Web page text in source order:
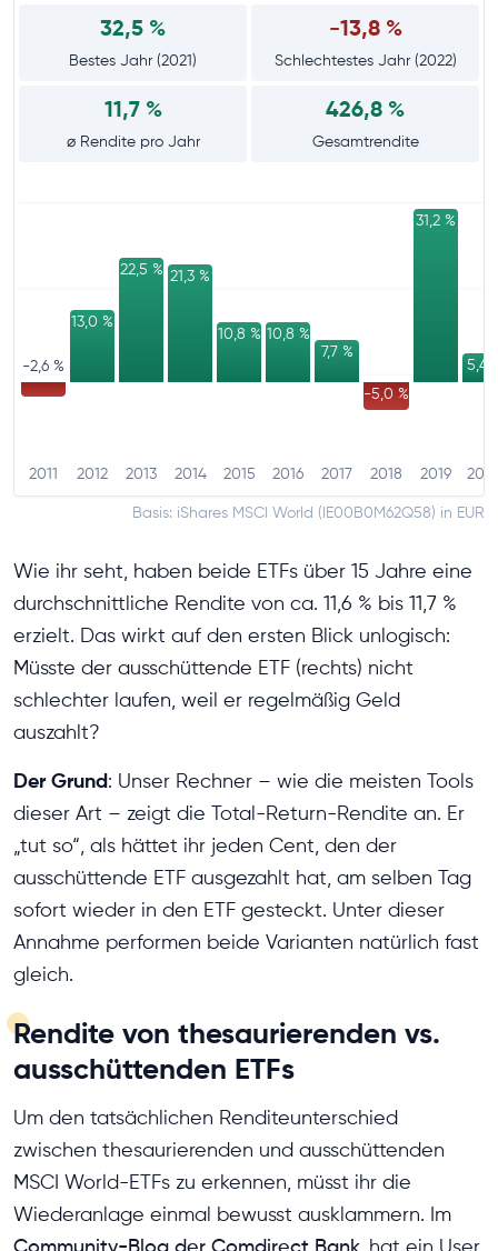
32,5 %
Bestes Jahr (2021)
-13,8 %
Schlechtestes Jahr (2022)
11,7 %
⌀ Rendite pro Jahr
426,8 %
Gesamtrendite
2011
-2,6 %
2012
13,0 %
2013
22,5 %
2014
21,3 %
2015
10,8 %
2016
10,8 %
2017
7,7 %
2018
-5,0 %
2019
31,2 %
5,4
Basis: iShares MSCI World (IE00B0M62Q58) in EUR
Wie ihr seht, haben beide ETFs über 15 Jahre eine
durchschnittliche Rendite von ca. 11,6 % bis 11,7 %
erzielt. Das wirkt auf den ersten Blick unlogisch:
Müsste der ausschüttende ETF (rechts) nicht
schlechter laufen, weil er regelmäßig Geld
auszahlt?
Der Grund: Unser Rechner – wie die meisten Tools
dieser Art – zeigt die Total-Return-Rendite an. Er
„tut so“, als hättet ihr jeden Cent, den der
ausschüttende ETF ausgezahlt hat, am selben Tag
sofort wieder in den ETF gesteckt. Unter dieser
Annahme performen beide Varianten natürlich fast
gleich.
Rendite von thesaurierenden vs.
ausschüttenden ETFs
Um den tatsächlichen Renditeunterschied
zwischen thesaurierenden und ausschüttenden
MSCI World-ETFs zu erkennen, müsst ihr die
Wiederanlage einmal bewusst ausklammern. Im
Community-Blog der Comdirect Bank hat ein User